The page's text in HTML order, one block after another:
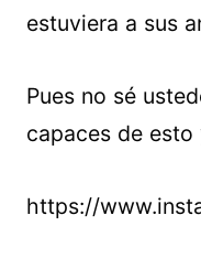
estuviera a sus
Pues no sé
capaces de esto
https://